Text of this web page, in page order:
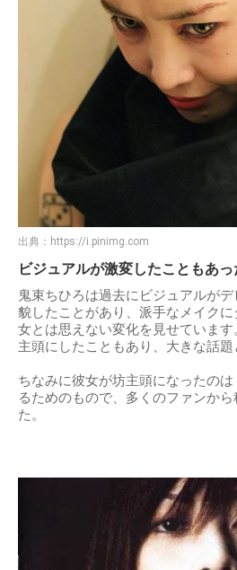
出典： https://i.pinimg.com
ビジュアルが激変したこともあっ
鬼束ちひろは過去にビジュアルが
貌したことがあり、派手なメイク
女とは思えない変化を見せていま
主頭にしたこともあり、大きな話題
ちなみに彼女が坊主頭になったの
るためのもので、多くのファンか
た。